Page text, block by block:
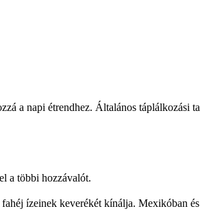
a napi étrendhez. Általános táplálkozási
a többi hozzávalót.
ízeinek keverékét kínálja. Mexikóban